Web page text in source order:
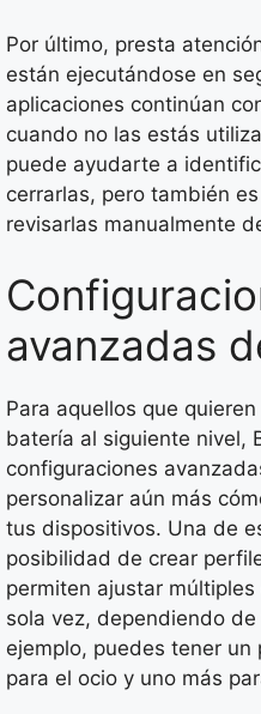
Por último, presta
están ejecutándose en
aplicaciones continúan
cuando no las estás
puede ayudarte a
cerrarlas, pero también
revisarlas manualmente
avanzadas
Para aquellos que
batería al siguiente nivel,
configuraciones
personalizar aún más
tus dispositivos. Una de
posibilidad de crear
permiten ajustar
sola vez, dependiendo
ejemplo, puedes tener
para el ocio y uno más